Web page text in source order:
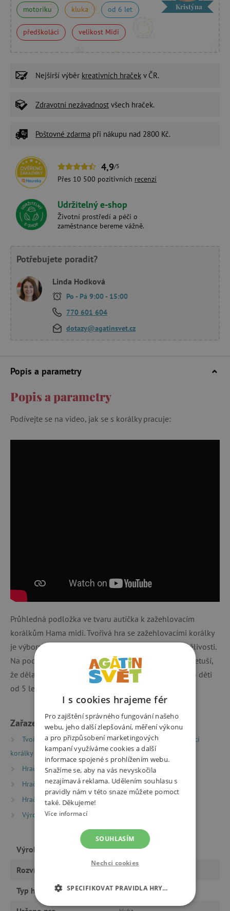
motoriku kluka od 6 let
předškoláci velikost Midi
Kristýna
Nejširší výběr kreativních hraček v ČR.
Zdravotní nezávadnost všech hraček.
Poštovné zdarma při nákupu nad 2800 Kč.
4,9/5
Přes 10 500 pozitivních recenzí
Udržitelný e-shop
Životní prostředí a péči o
zaměstnance bereme vážně.
Potřebujete poradit?
Linda Hodková
Po - Pá 9:00 - 15:00
770 601 604
dotazy@agatinsvet.cz
Popis a parametry
Popis a parametry
Podívejte se na video, jak se s korálky pracuje:
Průhledná podložka ve tvaru autíčka k zažehlovacím
korálkům Hama midi. Tvořivá hra se zažehlovacími korálky
je výborná pro rozvoj jemné motoriky, fantazie a trpělivosti.
Na podložku se vejde celkem 153 korálků. Děti ani netuší,
že dělají něco více než že si jen hrají. Doporučeno pro děti
od 5 let.
Zařazeno v kategoriích
Tvoření Kreativní sady a vyrábění
Zažehlovací
korálky Hama
Hračky dle věku
Hry a hračky pro předškoláky
Hračky dle věku
Hry a hračky pro děti od 6 let
Hračky dle typu
Výrobci
HAMA beads
Výrobce HAMA beads
Rozvíjí
Typ hračky tvoření
I s cookies hrajeme fér
Pro zajištění správného fungování našeho
webu, jeho další zlepšování, měření výkonu
a pro přizpůsobení marketingových
kampaní využíváme cookies a další
informace spojené s prohlížením webu.
Snažíme se, aby na vás nevyskočila
nezajímavá reklama. Udělením souhlasu s
pravidly nám v této snaze můžete pomoct
také. Děkujeme!
Více informací
SOUHLASÍM
Nechci cookies
SPECIFIKOVAT PRAVIDLA HRY…